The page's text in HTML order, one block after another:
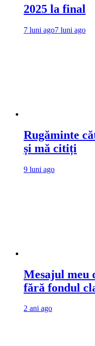
2025 la final
7 luni ago7 luni ago
Rugăminte
și mă citiți
9 luni ago
Mesajul meu
fără fondul
2 ani ago